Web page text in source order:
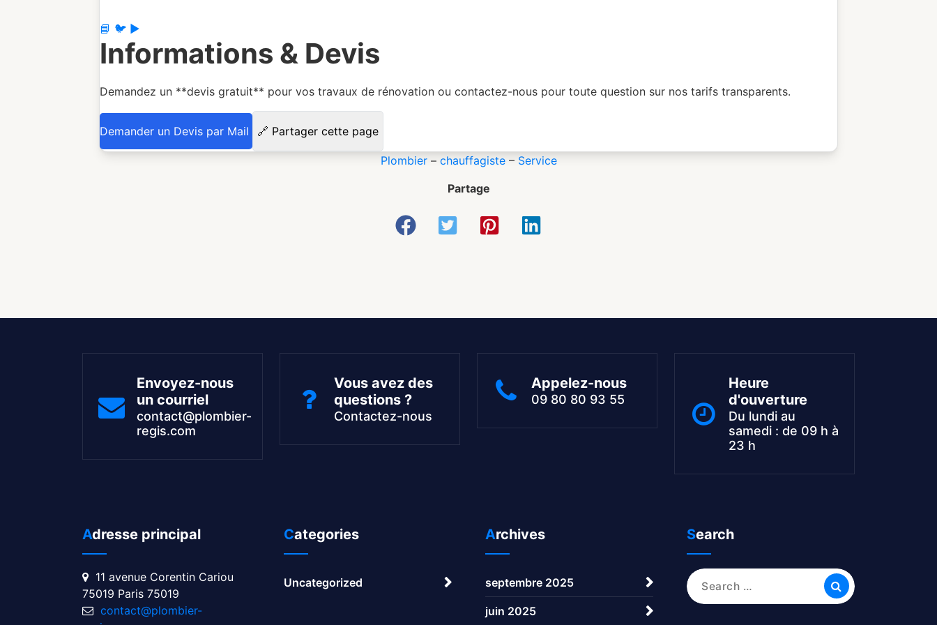
📘 🐦 ▶️
Informations & Devis
Demandez un **devis gratuit** pour vos travaux de rénovation ou contactez-nous pour toute question sur nos tarifs transparents.
Demander un Devis par Mail 🔗 Partager cette page
Plombier– chauffagiste– Service
Partage
Envoyez-nous
un courriel
contact@plombier-
regis.com
Vous avez des
questions ?
Contactez-nous
Appelez-nous
09 80 80 93 55
Heure
d'ouverture
Du lundi au
samedi : de 09 h à
23 h
Adresse principal
11 avenue Corentin Cariou
75019 Paris 75019
contact@plombier-
Categories
Uncategorized
Archives
septembre 2025
juin 2025
Search
Search
for: